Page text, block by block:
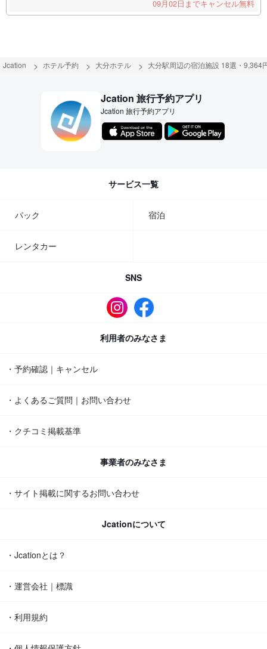
09月02日までキャンセル無料
Jcation ホテル予約 大分ホテル 大分駅周辺の宿泊施設 18選・9,364
Jcation 旅行予約アプリ
Jcation 旅行予約アプリ
サービス一覧
パック 宿泊
レンタカー
SNS
利用者のみなさま
・予約確認｜キャンセル
・よくあるご質問｜お問い合わせ
・クチコミ掲載基準
事業者のみなさま
・サイト掲載に関するお問い合わせ
Jcationについて
・Jcationとは？
・運営会社｜標識
・利用規約